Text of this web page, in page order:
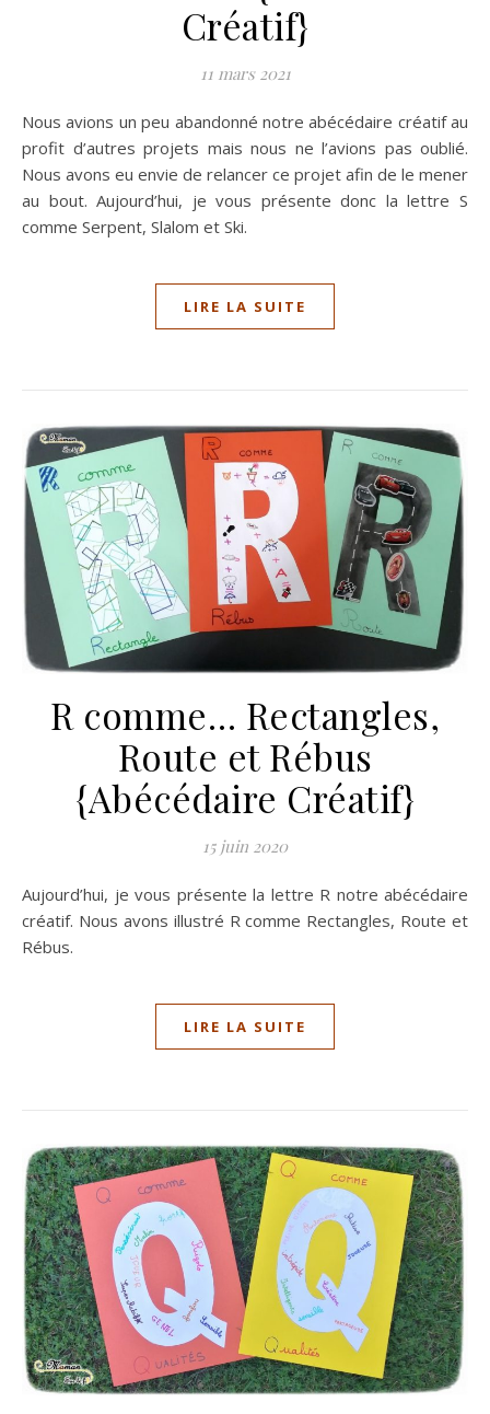
Créatif}
11 mars 2021
Nous avions un peu abandonné notre abécédaire créatif au
profit d’autres projets mais nous ne l’avions pas oublié.
Nous avons eu envie de relancer ce projet afin de le mener
au bout. Aujourd’hui, je vous présente donc la lettre S
comme Serpent, Slalom et Ski.
LIRE LA SUITE
R comme… Rectangles,
Route et Rébus
{Abécédaire Créatif}
15 juin 2020
Aujourd’hui, je vous présente la lettre R notre abécédaire
créatif. Nous avons illustré R comme Rectangles, Route et
Rébus.
LIRE LA SUITE